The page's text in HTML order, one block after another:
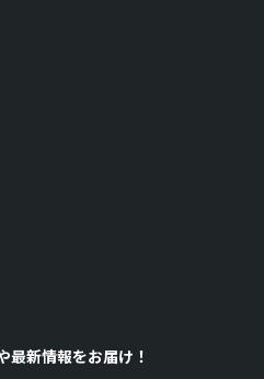
最新情報をお届け！